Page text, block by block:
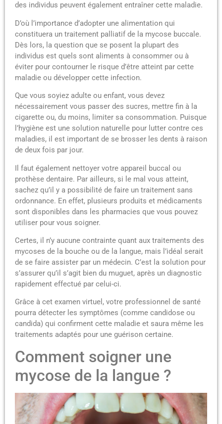
des individus peuvent également entraîner cette maladie.
D’où l’importance d’adopter une alimentation qui
constituera un traitement palliatif de la mycose buccale.
Dès lors, la question que se posent la plupart des
individus est quels sont aliments à consommer ou à
éviter pour contourner le risque d’être atteint par cette
maladie ou développer cette infection.
Que vous soyiez adulte ou enfant, vous devez
nécessairement vous passer des sucres, mettre fin à la
cigarette ou, du moins, limiter sa consommation. Puisque
l’hygiène est une solution naturelle pour lutter contre ces
maladies, il est important de se brosser les dents à raison
de deux fois par jour.
Il faut également nettoyer votre appareil buccal ou
prothèse dentaire. Par ailleurs, si le mal vous atteint,
sachez qu’il y a possibilité de faire un traitement sans
ordonnance. En effet, plusieurs produits et médicaments
sont disponibles dans les pharmacies que vous pouvez
utiliser pour vous soigner.
Certes, il n’y aucune contrainte quant aux traitements des
mycoses de la bouche ou de la langue, mais l’idéal serait
de se faire assister par un médecin. C’est la solution pour
s’assurer qu’il s’agit bien du muguet, après un diagnostic
rapidement effectué par celui-ci.
Grâce à cet examen virtuel, votre professionnel de santé
pourra détecter les symptômes (comme candidose ou
candida) qui confirment cette maladie et saura même les
traitements adaptés pour une guérison certaine.
Comment soigner une
mycose de la langue ?